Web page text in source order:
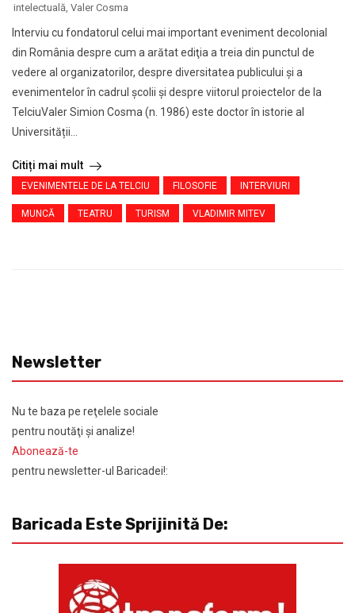
intelectuală, Valer Cosma
Interviu cu fondatorul celui mai important eveniment decolonial
din România despre cum a arătat ediţia a treia din punctul de
vedere al organizatorilor, despre diversitatea publicului şi a
evenimentelor în cadrul şcolii şi despre viitorul proiectelor de la
TelciuValer Simion Cosma (n. 1986) este doctor în istorie al
Universității...
Citiți mai mult
EVENIMENTELE DE LA TELCIU FILOSOFIE INTERVIURI
MUNCĂ TEATRU TURISM VLADIMIR MITEV
Newsletter
Nu te baza pe reţelele sociale
pentru noutăţi şi analize!
Abonează-te
pentru newsletter-ul Baricadei!:
Baricada Este Sprijinită De: